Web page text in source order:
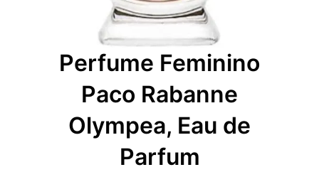
Perfume Feminino
Paco Rabanne
Olympea, Eau de
Parfum